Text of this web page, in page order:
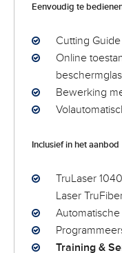
Eenvoudig te
Cutting Guide
Online
beschermglas
Bewerking
Inclusief in het aanbod
TruLaser
Laser
Training &